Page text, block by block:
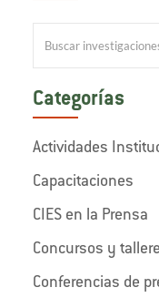
Categorías
Actividades
Capacitaciones
CIES en la Prensa
Concursos y
Conferencias de